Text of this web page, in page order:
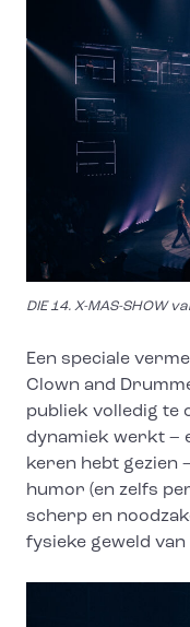
DIE 14. X-MAS-SHOW
Een speciale
Clown and
publiek volledig te
dynamiek werkt –
keren hebt gezien
humor (en zelfs
scherp en
fysieke geweld